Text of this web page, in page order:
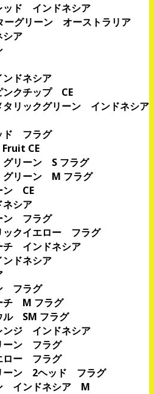
ッド インドネシア
ーグリーン オーストラリア
ア
ドネシア
ンクチップ CE
リックグリーン インドネシア
ド フラグ
CE
リーン S フラグ
グリーン M フラグ
ン CE
シア
ン フラグ
クイエロー フラグ
チ インドネシア
ドネシア
フラグ
チ M フラグ
ル SM フラグ
ンジ インドネシア
ーン フラグ
ロー フラグ
ーン 2ヘッド フラグ
インドネシア M